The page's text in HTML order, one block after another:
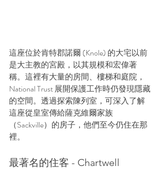
這座位於肯特郡諾爾 (Knole) 的大宅以前
是大主教的宮殿，以其規模和宏偉著
稱。這裡有大量的房間、樓梯和庭院，
National Trust 展開保護工作時仍發現隱藏
的空間。透過探索陳列室，可深入了解
這座從皇室傳給薩克維爾家族
（Sackville）的房子，他們至今仍住在那
裡。
最著名的住客 - Chartwell